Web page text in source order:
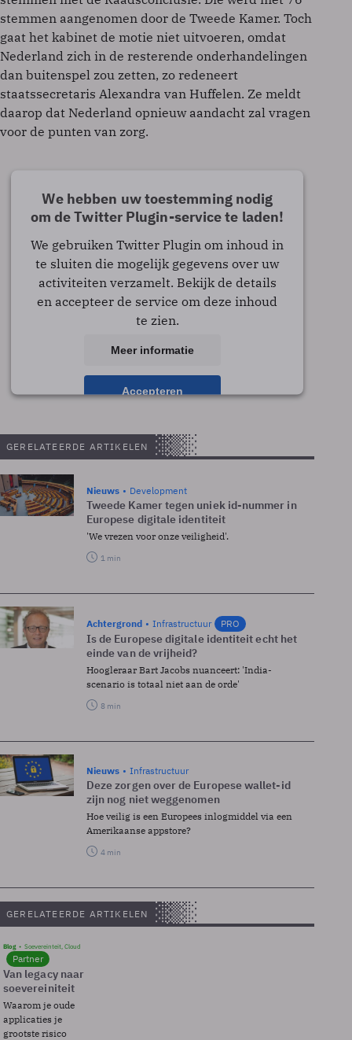
stemmen aangenomen door de Tweede Kamer. Toch
gaat het kabinet de motie niet uitvoeren, omdat
Nederland zich in de resterende onderhandelingen
dan buitenspel zou zetten, zo redeneert
staatssecretaris Alexandra van Huffelen. Ze meldt
daarop dat Nederland opnieuw aandacht zal vragen
voor de punten van zorg.
We hebben uw toestemming nodig
om de Twitter Plugin-service te laden!
We gebruiken Twitter Plugin om inhoud in
te sluiten die mogelijk gegevens over uw
activiteiten verzamelt. Bekijk de details
en accepteer de service om deze inhoud
te zien.
Meer informatie
Accepteren
Platform
GERELATEERDE ARTIKELEN
Nieuws Development
Tweede Kamer tegen uniek id-nummer in
Europese digitale identiteit
'We vrezen voor onze veiligheid'.
1 min
Achtergrond Infrastructuur PRO
Is de Europese digitale identiteit echt het
einde van de vrijheid?
Hoogleraar Bart Jacobs nuanceert: 'India-
scenario is totaal niet aan de orde'
8 min
Nieuws Infrastructuur
Deze zorgen over de Europese wallet-id
zijn nog niet weggenomen
Hoe veilig is een Europees inlogmiddel via een
Amerikaanse appstore?
4 min
GERELATEERDE ARTIKELEN
Blog Soevereinteit, Cloud
Partner
Van legacy naar
soevereiniteit
Waarom je oude
applicaties je
grootste risico